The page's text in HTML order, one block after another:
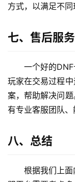
方式，以满足不同
七、售后服
一个好的
玩家在交易过程
案，帮助解决问
有专业客服团队、
八、总结
根据我们上